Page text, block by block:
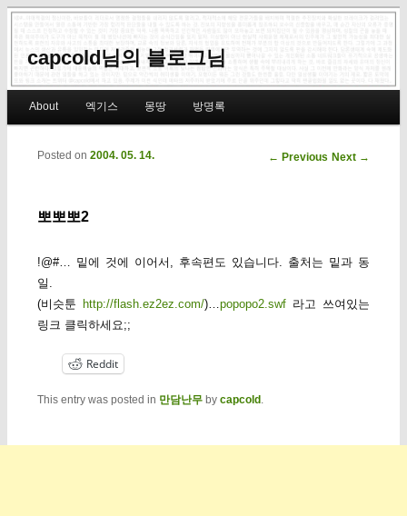
capcold님의 블로그님
Skip to primary content
Skip to secondary content
About 엑기스 몽땅 방명록
Post navigation
← Previous Next →
뽀뽀뽀2
Posted on 2004. 05. 14.
!@#… 밑에 것에 이어서, 후속편도 있습니다. 출처는 밑과 동
일.
(비슷툰 http://flash.ez2ez.com/)… popopo2.swf라고 쓰여있는
링크 클릭하세요;;
Reddit
This entry was posted in 만담난무by capcold.